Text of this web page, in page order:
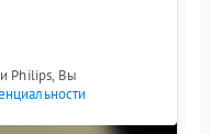
Philips, Вы